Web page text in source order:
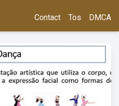
Contact Tos DMCA